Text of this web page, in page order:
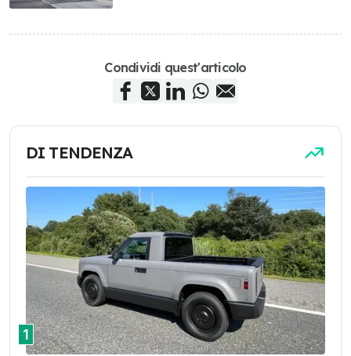
Condividi quest'articolo
DI TENDENZA
1